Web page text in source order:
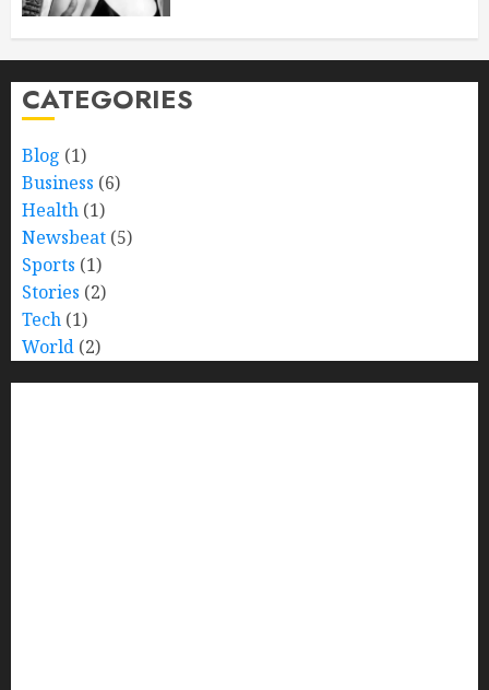
CATEGORIES
Blog (1)
Business (6)
Health (1)
Newsbeat (5)
Sports (1)
Stories (2)
Tech (1)
World (2)